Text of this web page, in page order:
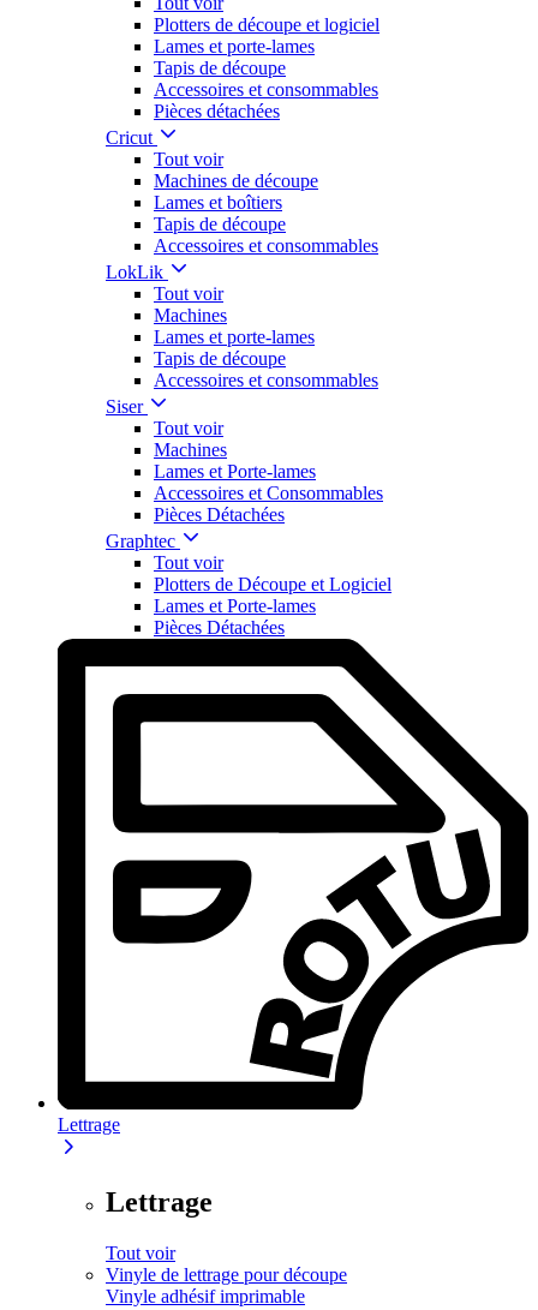
Plotters de découpe et logiciel
Lames et porte-lames
Tapis de découpe
Accessoires et consommables
Pièces détachées
Cricut
Tout voir
Machines de découpe
Lames et boîtiers
Tapis de découpe
Accessoires et consommables
LokLik
Tout voir
Machines
Lames et porte-lames
Tapis de découpe
Accessoires et consommables
Siser
Tout voir
Machines
Lames et Porte-lames
Accessoires et Consommables
Pièces Détachées
Graphtec
Tout voir
Plotters de Découpe et Logiciel
Lames et Porte-lames
Pièces Détachées
Lettrage
Lettrage
Tout voir
Vinyle de lettrage pour découpe
Vinyle adhésif imprimable